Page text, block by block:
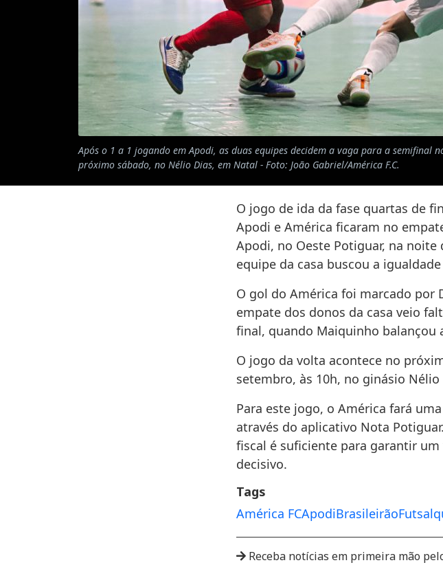
Após o 1 a 1 jogando em Apodi, as duas equipes decidem a vaga para a semifinal
próximo sábado, no Nélio Dias, em Natal - Foto: João Gabriel/América F.C.
O jogo de ida da fase quartas de
Apodi e América ficaram no
Apodi, no Oeste Potiguar, na noite
equipe da casa buscou a
O gol do América foi marcado por
empate dos donos da casa veio
final, quando Maiquinho balançou
O jogo da volta acontece no
setembro, às 10h, no ginásio
Para este jogo, o América fará
através do aplicativo Nota
fiscal é suficiente para garantir
decisivo.
Tags
América FCApodiBrasileirãoFutsal
Receba notícias em primeira mão